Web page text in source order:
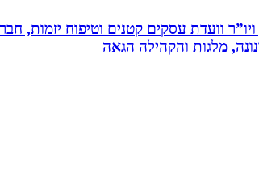
וועדת עסקים קטנים וטיפוח יזמות,
מלגות והקהילה הגאה